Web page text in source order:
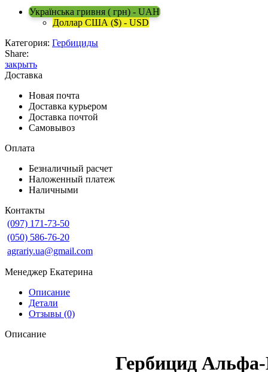
Українська гривня ( грн) - UAH
Доллар США ($) - USD
Категория: Гербициды
Share:
закрыть
Доставка
Новая почта
Доставка курьером
Доставка почтой
Самовывоз
Оплата
Безналичный расчет
Наложенный платеж
Наличными
Контакты
(097) 171-73-50
(050) 586-76-20
agrariy.ua@gmail.com
Менеджер Екатерина
Описание
Детали
Отзывы (0)
Описание
Гербицид